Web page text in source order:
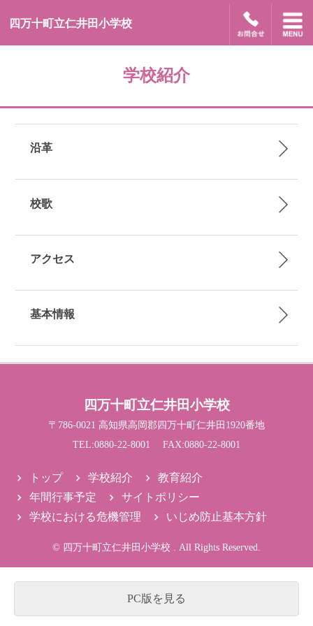
四万十町立仁井田小学校
学校紹介
沿革
校歌
アクセス
基本情報
四万十町立仁井田小学校
〒786-0021 高知県高岡郡四万十町仁井田1920番地
TEL:0880-22-8001 FAX:0880-22-8001
トップ 学校紹介
教育紹介
年間行事予定
サイトポリシー
学校における危機管理
いじめ防止基本方針
© 四万十町立仁井田小学校 . All Rights Reserved.
PC版を見る